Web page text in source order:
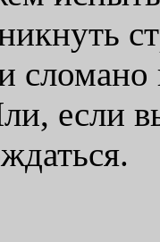
сломано
если